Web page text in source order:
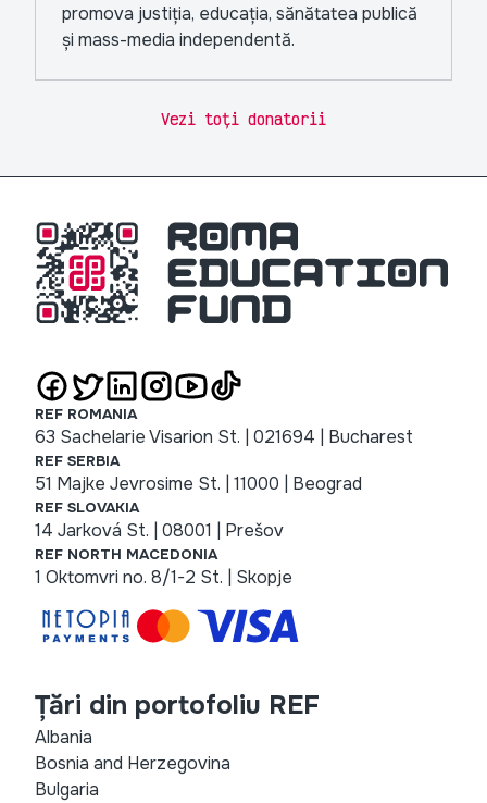
promova justiția, educația, sănătatea publică
și mass-media independentă.
Vezi toți donatorii
REF ROMANIA
63 Sachelarie Visarion St. | 021694 | Bucharest
REF SERBIA
51 Majke Jevrosime St. | 11000 | Beograd
REF SLOVAKIA
14 Jarková St. | 08001 | Prešov
REF NORTH MACEDONIA
1 Oktomvri no. 8/1-2 St. | Skopje
Țări din portofoliu REF
Albania
Bosnia and Herzegovina
Bulgaria